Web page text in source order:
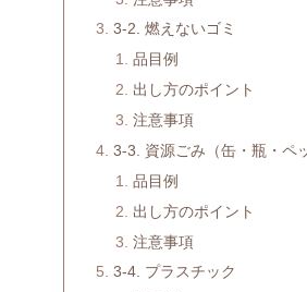
3-2. 燃えないゴミ
品目例
出し方のポイント
注意事項
3-3. 資源ごみ（缶・瓶・ペ
品目例
出し方のポイント
注意事項
3-4. プラスチック